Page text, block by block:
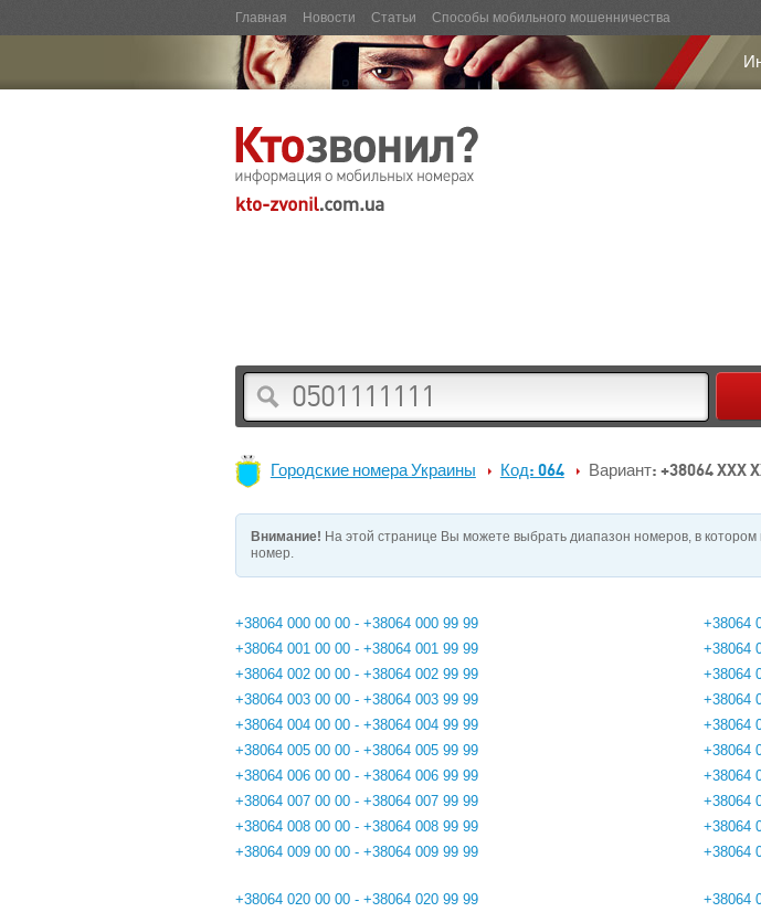
Главная Новости Статьи Способы мобильного мошенничества
Городские номера Украины Код: 064 Вариант: +38064 XXX
Внимание! На этой странице Вы можете выбрать диапазон номеров, в
номер.
+38064 000 00 00 - +38064 000 99 99
+38064 001 00 00 - +38064 001 99 99
+38064 002 00 00 - +38064 002 99 99
+38064 003 00 00 - +38064 003 99 99
+38064 004 00 00 - +38064 004 99 99
+38064 005 00 00 - +38064 005 99 99
+38064 006 00 00 - +38064 006 99 99
+38064 007 00 00 - +38064 007 99 99
+38064 008 00 00 - +38064 008 99 99
+38064 009 00 00 - +38064 009 99 99
+38064
+38064
+38064
+38064
+38064
+38064
+38064
+38064
+38064
+38064
+38064 020 00 00 - +38064 020 99 99
+38064